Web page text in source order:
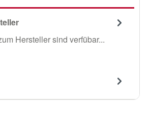
Hersteller sind verfübar...